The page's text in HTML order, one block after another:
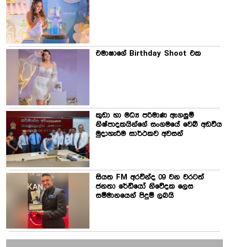
එමාෂාගේ Birthday Shoot එක
කුඩා හා මධ්‍ය පරිමාණ ඇගලුම්
නිෂ්පාදකයින්ගේ සංගමයේ වෙබ් අඩවිය
මුදාහැරීම සාර්ථකව අවසන්
සියත FM අරවින්ද 09 වන වරටත්
ජනතා රේඩියෝ නිවේදක ලෙස
සම්මානයෙන් පිදුම් ලබයි